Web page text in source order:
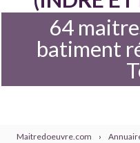
64
batiment
Maitredoeuvre.com ›